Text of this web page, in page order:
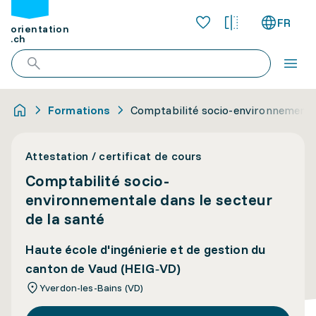
orientation
.ch
FR
Formations Comptabilité socio-
Attestation / certificat de cours
Comptabilité socio-
environnementale dans le secteur
de la santé
Haute école d'ingénierie et de gestion du
canton de Vaud (HEIG‑VD)
Yverdon-les-Bains (VD)